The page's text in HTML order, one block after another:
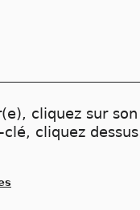
cliquez sur
cliquez